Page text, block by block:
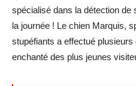
spécialisé dans la détection de
la journée ! Le chien Marquis,
stupéfiants a effectué
enchanté des plus jeunes